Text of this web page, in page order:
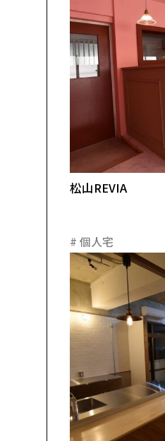
松山REVIA
# 個人宅